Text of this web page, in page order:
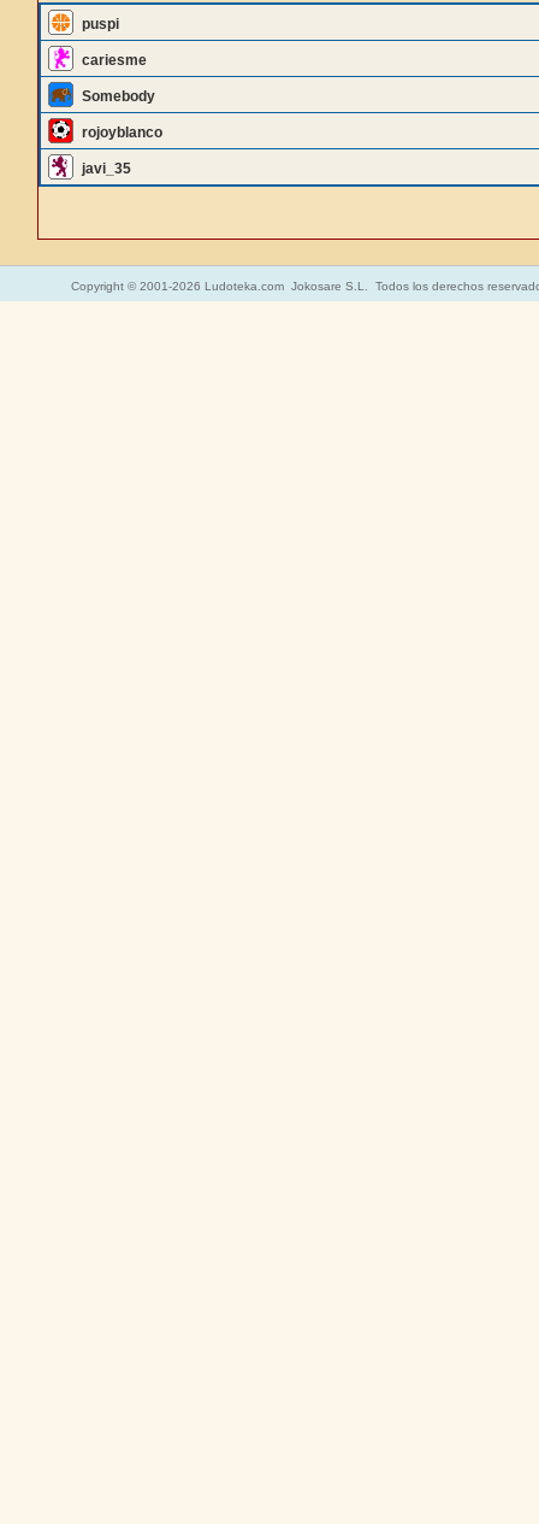
puspi
cariesme
Somebody
rojoyblanco
javi_35
Copyright © 2001-2026 Ludoteka.com Jokosare S.L. Todos los derechos